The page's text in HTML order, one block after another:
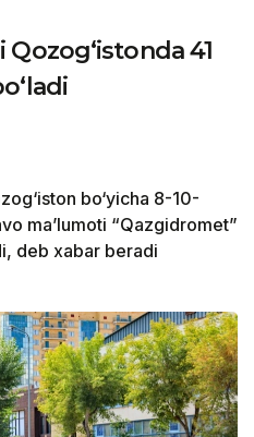
41
bo‘yicha 8-10-
ma’lumoti “Qazgidromet”
deb xabar beradi